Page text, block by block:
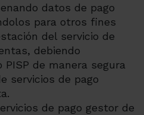
datos de pago
para otros fines
del servicio de
debiendo
de manera segura
servicios de pago
de pago gestor de